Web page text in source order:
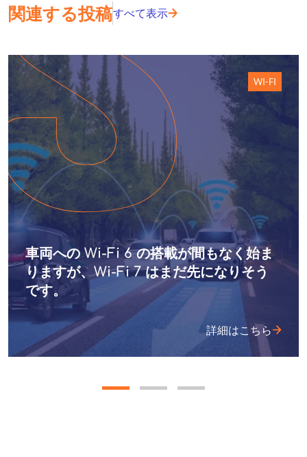
関連する投稿すべて表示
WI-FI
車両への Wi-Fi 6 の搭載が間もなく始ま
りますが、Wi-Fi 7 はまだ先になりそう
です。
詳細はこちら